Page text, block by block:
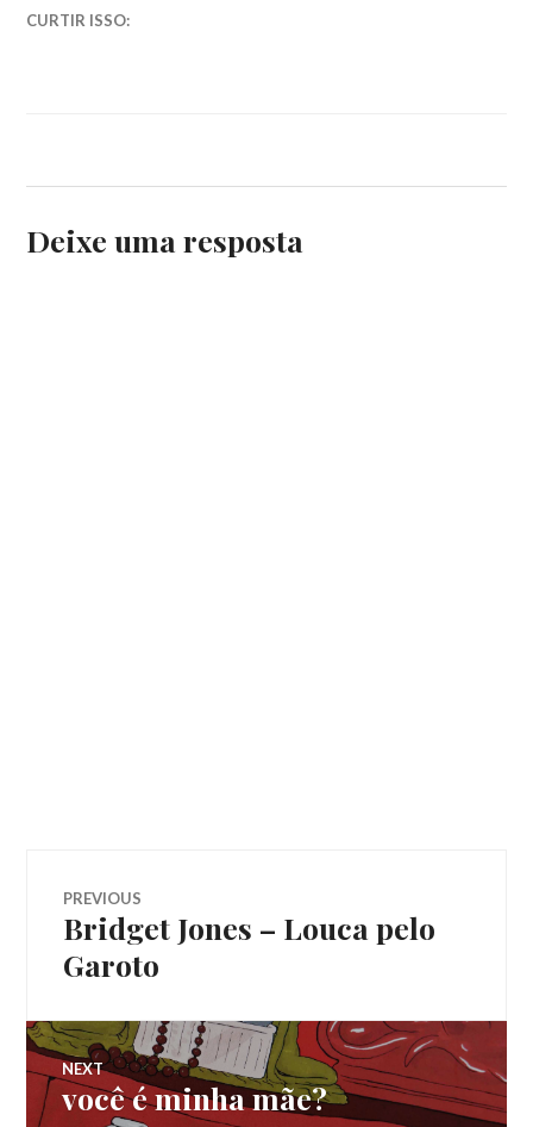
KHALED
SILÊNCIO
MONTANHAS
CURTIR ISSO:
Deixe uma resposta
Navegação
de
Post
PREVIOUS
Previous
Bridget Jones – Louca pelo
Garoto
NEXT
Next
post:
você é minha mãe?